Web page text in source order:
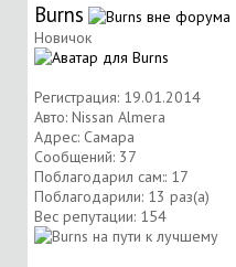
Burns
Новичок
Регистрация: 19.01.2014
Авто: Nissan Almera
Адрес: Самара
Сообщений: 37
Поблагодарил сам:: 17
Поблагодарили: 13 раз(а)
Вес репутации: 154